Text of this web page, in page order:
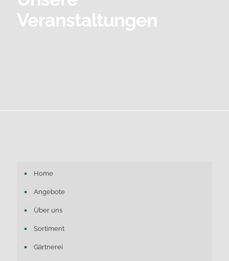
Veranstaltungen
Home
Angebote
Über uns
Sortiment
Gärtnerei